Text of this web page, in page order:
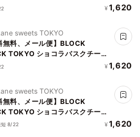
（ショコラ）4枚入
¥ 1,620
sweets TOKYO
無料、メール便】BLOCK
TOKYO ショコラバスクチーズ
ー（ショコラ） 4枚入
¥ 1,620
sweets TOKYO
無料、メール便】BLOCK
TOKYO ショコラバスクチーズ
ー（キャラメル） 4枚入
短 8/22 ¥ 1,620